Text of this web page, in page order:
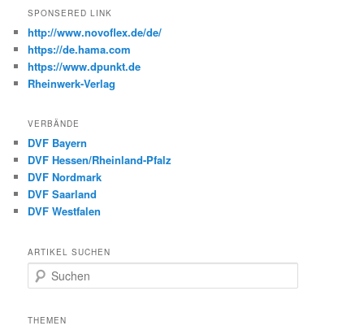
SPONSERED LINK
http://www.novoflex.de/de/
https://de.hama.com
https://www.dpunkt.de
Rheinwerk-Verlag
VERBÄNDE
DVF Bayern
DVF Hessen/Rheinland-Pfalz
DVF Nordmark
DVF Saarland
DVF Westfalen
ARTIKEL SUCHEN
u
h
THEMEN